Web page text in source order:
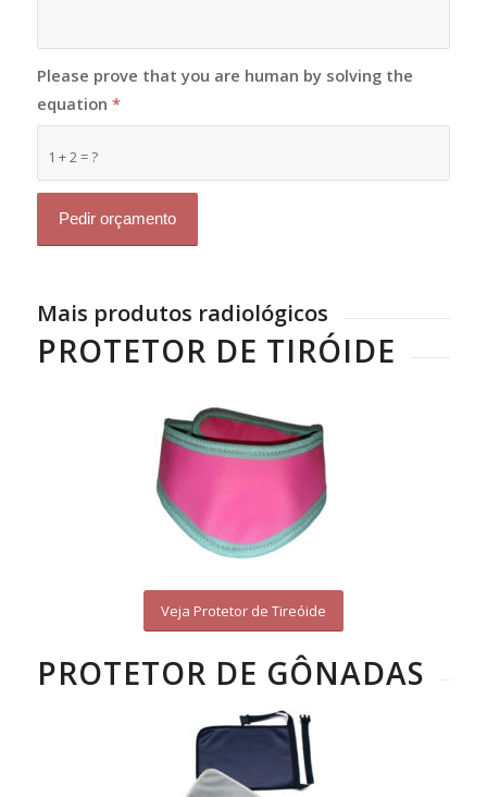
1 + 2 = ?
Please prove that you are human by solving the
equation *
Mais produtos radiológicos
PROTETOR DE TIRÓIDE
Veja Protetor de Tireóide
PROTETOR DE GÔNADAS